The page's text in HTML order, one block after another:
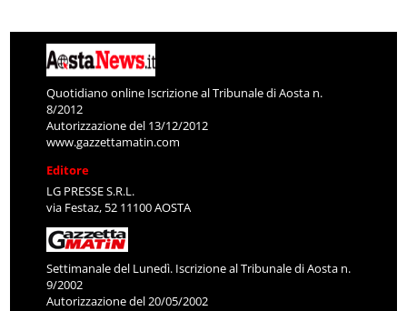
Quotidiano online Iscrizione al Tribunale di Aosta n.
8/2012
Autorizzazione del 13/12/2012
www.gazzettamatin.com
Editore
LG PRESSE S.R.L.
via Festaz, 52 11100 AOSTA
Settimanale del Lunedì. Iscrizione al Tribunale di Aosta n.
9/2002
Autorizzazione del 20/05/2002